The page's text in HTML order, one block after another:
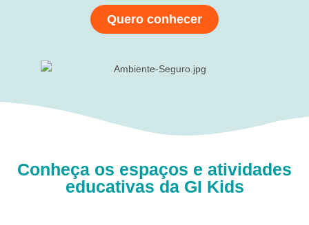
Quero conhecer
Conheça os espaços e atividades
educativas da GI Kids